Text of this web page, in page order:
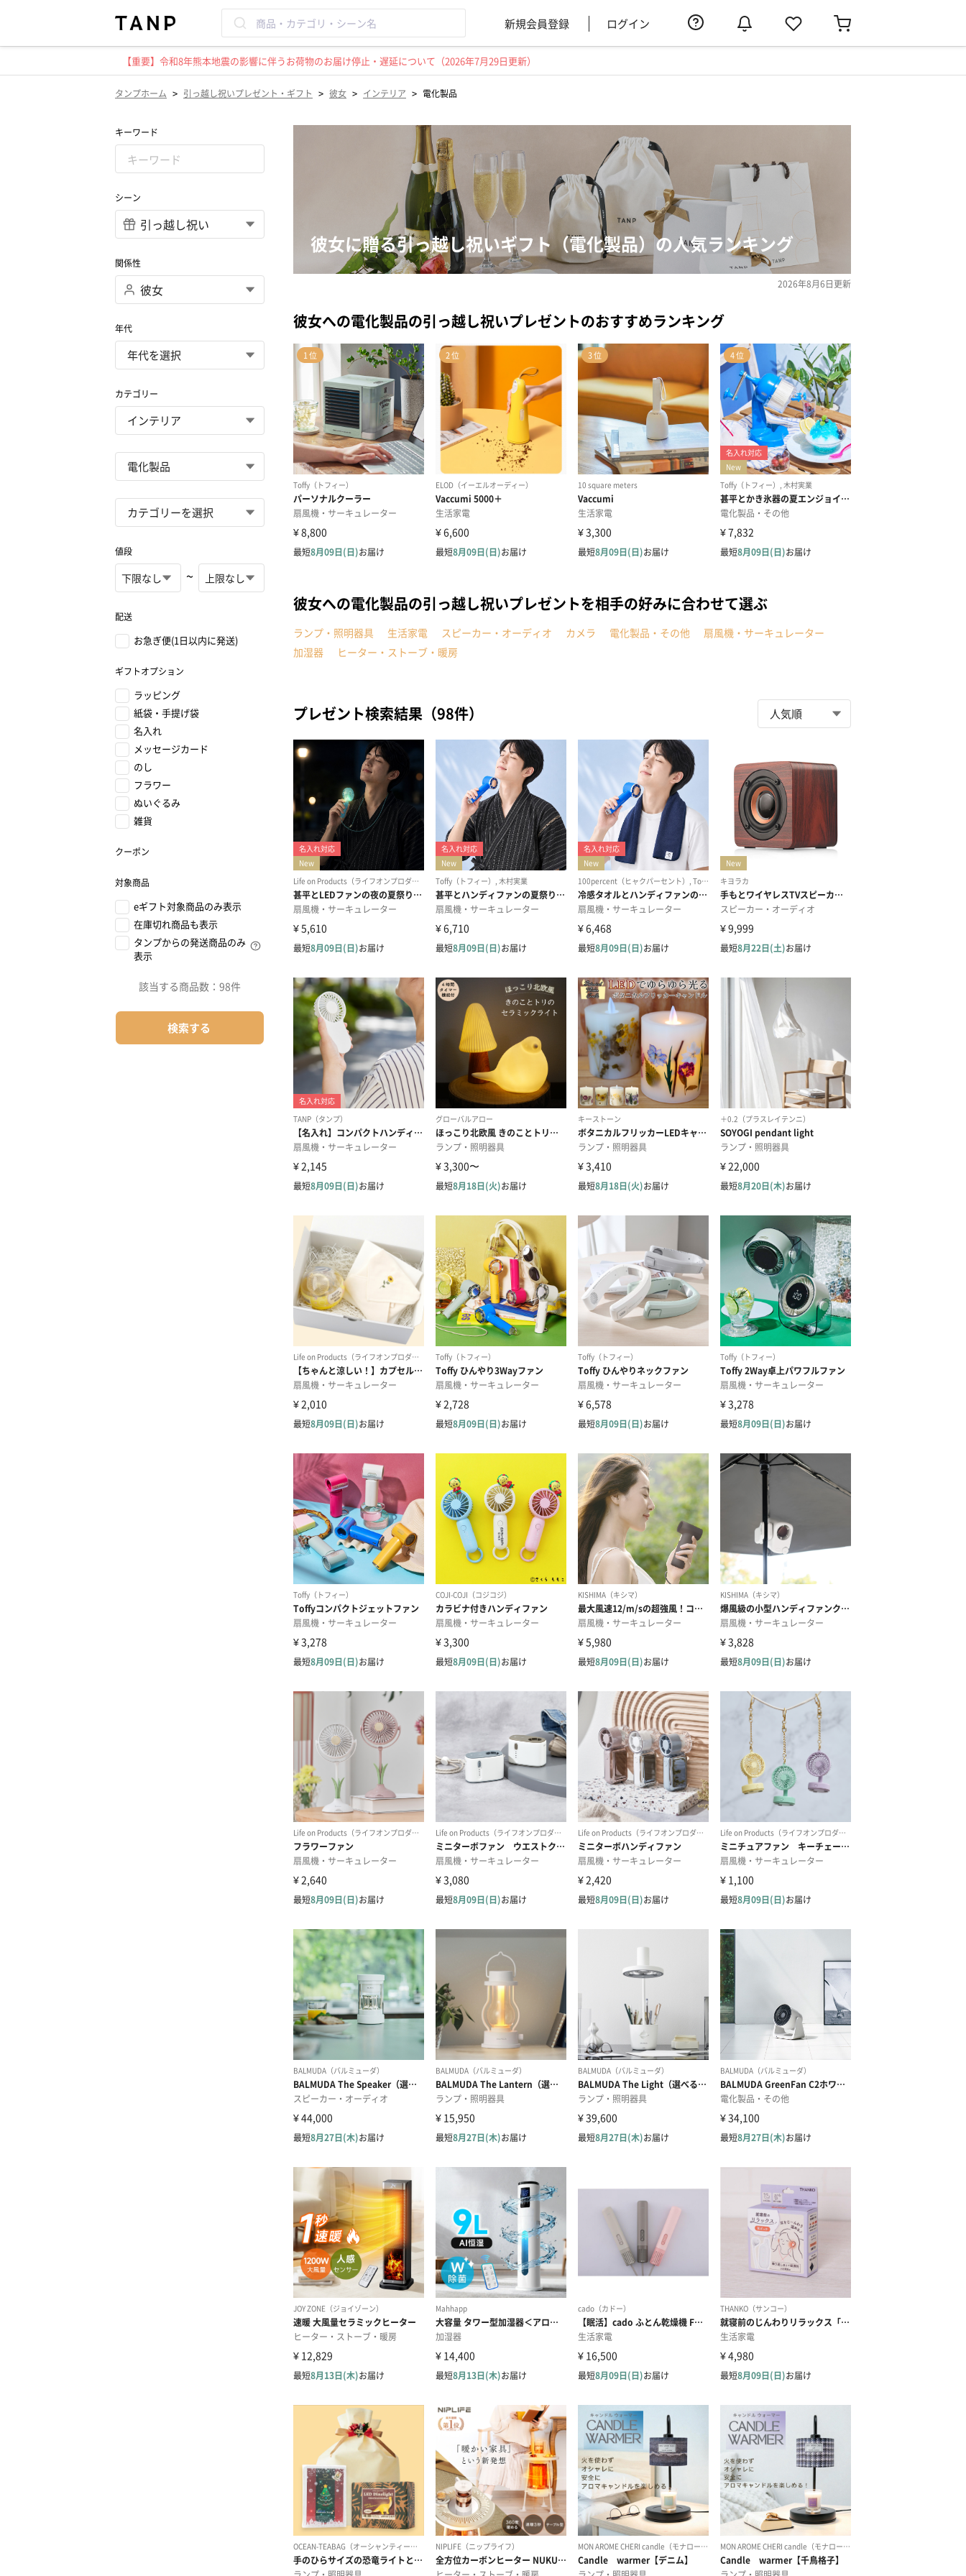
新規会員登録 ログイン
【重要】令和8年熊本地震の影響に伴うお荷物のお届け停止・遅延について（2026年7月29日更新）
タンプホーム > 引っ越し祝いプレゼント・ギフト > 彼女 > インテリア > 電化製品
キーワード
シーン
関係性
年代
カテゴリー
値段
~
配送
お急ぎ便(1日以内に発送)
ギフトオプション
ラッピング
紙袋・手提げ袋
名入れ
メッセージカード
のし
フラワー
ぬいぐるみ
雑貨
クーポン
対象商品
eギフト対象商品のみ表示
在庫切れ商品も表示
タンプからの発送商品のみ
表示
該当する商品数： 98件
検索する
彼女に贈る引っ越し祝いギフト（電化製品）の人気ランキング
2026年8月6日更新
彼女への電化製品の引っ越し祝いプレゼントのおすすめランキング
彼女への電化製品の引っ越し祝いプレゼントを相手の好みに合わせて選ぶ
ランプ・照明器具 生活家電 スピーカー・オーディオ カメラ 電化製品・その他
扇風機・サーキュレーター
加湿器
ヒーター・ストーブ・暖房
プレゼント検索結果（98件）